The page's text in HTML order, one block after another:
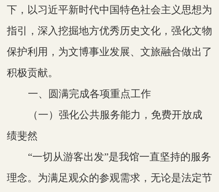
下，以习近平新时代中国特色社会主义思想为
指引，深入挖掘地方优秀历史文化，强化文物
保护利用 ，为文博事业发展、 文旅融合做出了
积极贡献。
一、圆满完成各项重点工作
（一）强化公共服务能力，免费开放成
绩斐然
“一切从游客出发”是我馆一直坚持的服务
理念。为满足观众的参观需求，无论是法定节